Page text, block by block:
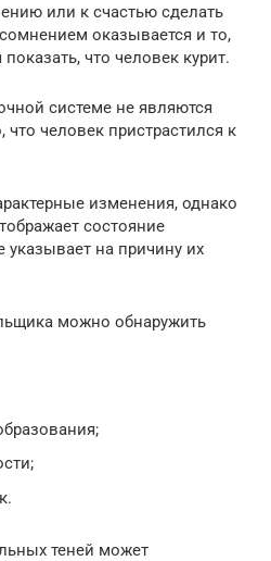
или к счастью сделать
оказывается и то,
что человек курит.
системе не являются
человек пристрастился к
изменения, однако
состояние
указывает на причину их
можно обнаружить
теней может